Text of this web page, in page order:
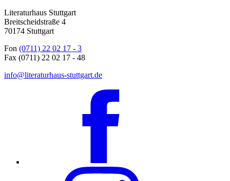
Literaturhaus Stuttgart
Breitscheidstraße 4
70174 Stuttgart
Fon (0711) 22 02 17 - 3
Fax (0711) 22 02 17 - 48
info@literaturhaus-stuttgart.de